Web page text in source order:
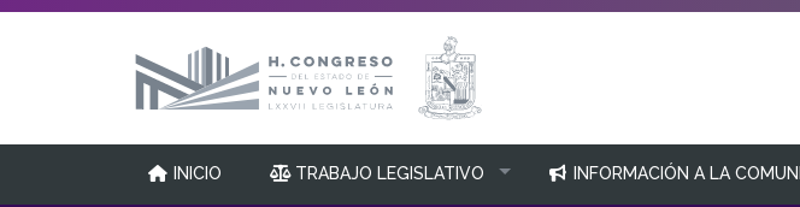
INICIO TRABAJO LEGISLATIVO INFORMACIÓN A LA